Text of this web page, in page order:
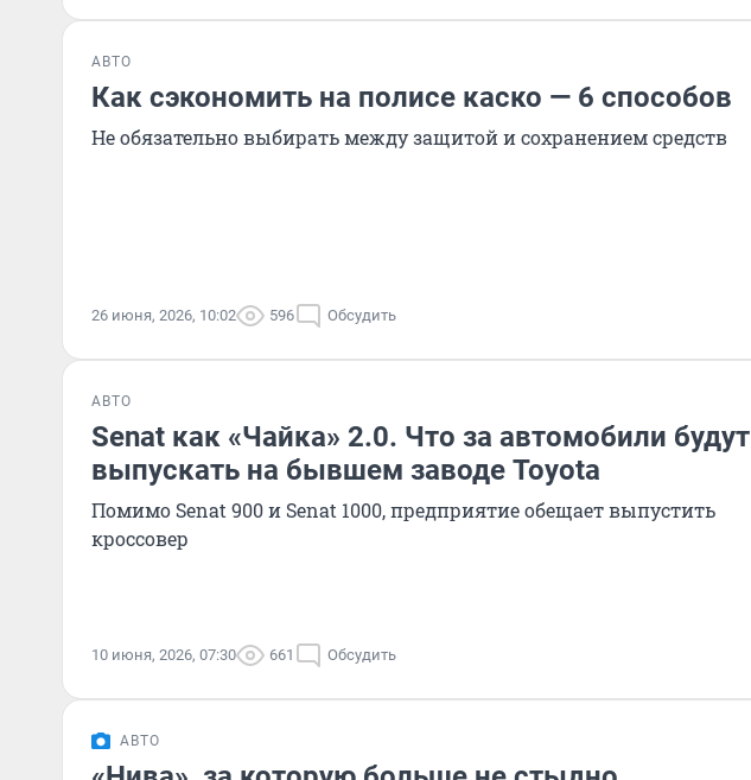
АВТО
Как сэкономить на полисе каско — 6 способов
Не обязательно выбирать между защитой и сохранением средств
26 июня, 2026, 10:02 596 Обсудить
АВТО
Senat как «Чайка» 2.0. Что за автомобили будут
выпускать на бывшем заводе Toyota
Помимо Senat 900 и Senat 1000, предприятие обещает выпустить
кроссовер
10 июня, 2026, 07:30 661 Обсудить
АВТО